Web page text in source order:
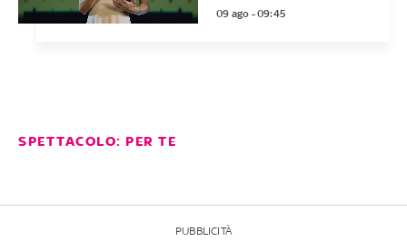
09 ago - 09:45
SPETTACOLO: PER TE
PUBBLICITÀ